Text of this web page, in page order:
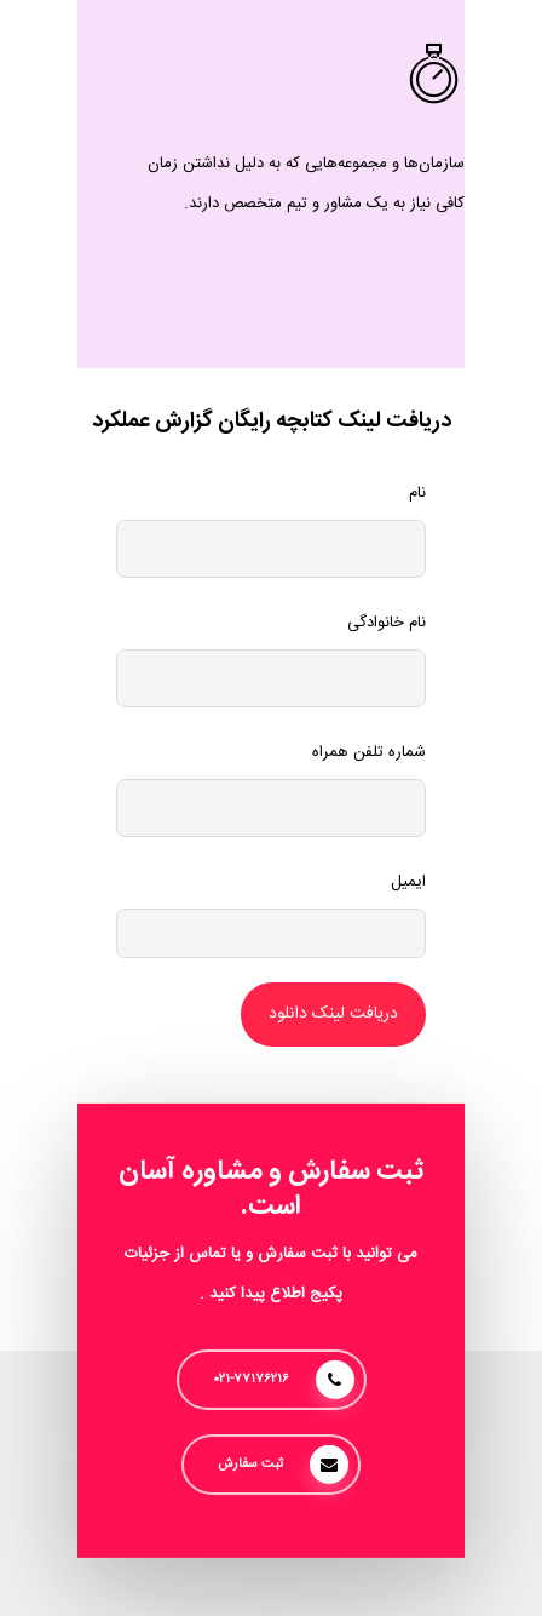
سازمان‌ها و مجموعه‌هایی که به دلیل نداشتن زمان
کافی نیاز به یک مشاور و تیم متخصص دارند.
دریافت لینک کتابچه رایگان گزارش عملکرد
Annual Report Subscribe
نام
نام خانوادگی
شماره تلفن همراه
ایمیل
دریافت لینک دانلود
ثبت سفارش و مشاوره آسان
است.
می توانید با ثبت سفارش و یا تماس از جزئیات
پکیج اطلاع پیدا کنید .
۰۲۱-۷۷۱۷۶۲۱۶
ثبت سفارش